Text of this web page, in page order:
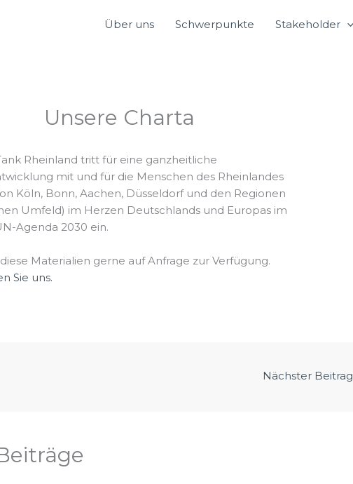
Über uns Schwerpunkte Stakeholder
Unsere Charta
Rheinland tritt für eine ganzheitliche
mit und für die Menschen des Rheinlandes
Köln, Bonn, Aachen, Düsseldorf und den Regionen
Umfeld) im Herzen Deutschlands und Europas im
Agenda 2030 ein.
Materialien gerne auf Anfrage zur Verfügung.
Sie uns.
Nächster Beitrag